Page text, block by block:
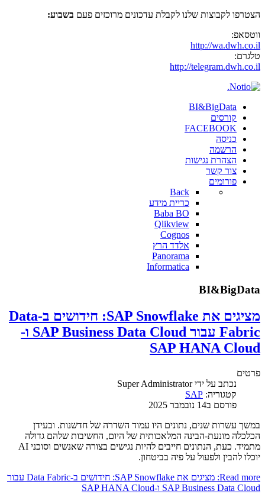
הצטרפו לקבוצות שלנו לקבלת עדכונים מרוכזים פעם בשבוע:
ווטסאפ:
http://wa.dwh.co.il
טלגרם:
http://telegram.dwh.co.il
BI&BigData
קורסים
FACEBOOK
כניסה
הרשמה
הצהרת נגישות
צור קשר
פורומים
Back
כריית מידע
Baba BO
Qlikview
Cognos
אלדד הרץ
Panorama
Informatica
BI&BigData
מציגים את SAP Snowflake: חידושים ב-Data
Fabric עבור SAP Business Data Cloud ו-
SAP HANA Cloud
פרטים
נכתב על ידיSuper Administrator
קטגוריה: SAP
פורסם ב14 נובמבר 2025
במשך עשרות שנים, נתונים היו עמוד השדרה של חדשנות. ובעידן
הכלכלה מונעת-הבינה המלאכותית של היום, החשיבות שלהם גדולה
מתמיד. כעת, הנתונים חייבים להיות נגישים בצורה שאנשים וסוכני AI
יוכלו להבין ולפעול על פיה בביטחון.
Read more: מציגים את SAP Snowflake: חידושים ב-Data Fabric עבור
SAP Business Data Cloud ו-SAP HANA Cloud